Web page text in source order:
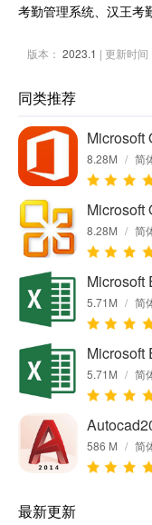
考勤管理系统、汉王考
版本： 2023.1 | 更新时间
同类推荐
Microsoft
8.28M / 简
Microsoft
8.28M / 简
Microsoft
5.71M / 简
Microsoft
5.71M / 简
586 M / 简
最新更新